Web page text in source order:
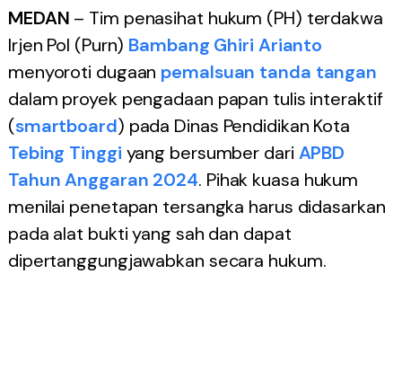
MEDAN – Tim penasihat hukum (PH) terdakwa
Irjen Pol (Purn) Bambang Ghiri Arianto
menyoroti dugaan pemalsuan tanda tangan
dalam proyek pengadaan papan tulis interaktif
(smartboard) pada Dinas Pendidikan Kota
Tebing Tinggi yang bersumber dari APBD
Tahun Anggaran 2024. Pihak kuasa hukum
menilai penetapan tersangka harus didasarkan
pada alat bukti yang sah dan dapat
dipertanggungjawabkan secara hukum.